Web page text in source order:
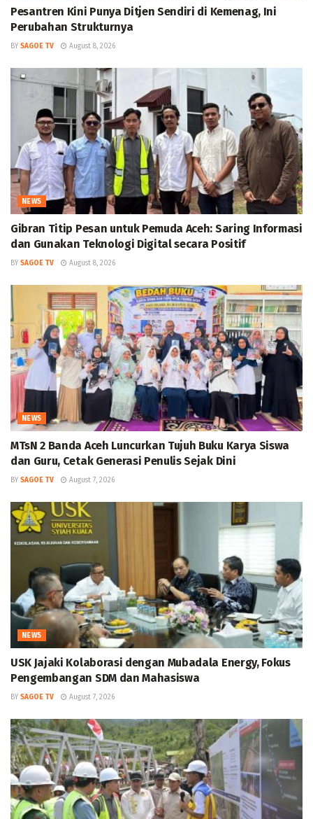
Pesantren Kini Punya Ditjen Sendiri di Kemenag, Ini
Perubahan Strukturnya
BY SAGOE TV August 8, 2026
NEWS
Gibran Titip Pesan untuk Pemuda Aceh: Saring Informasi
dan Gunakan Teknologi Digital secara Positif
BY SAGOE TV August 8, 2026
NEWS
MTsN 2 Banda Aceh Luncurkan Tujuh Buku Karya Siswa
dan Guru, Cetak Generasi Penulis Sejak Dini
BY SAGOE TV August 7, 2026
NEWS
USK Jajaki Kolaborasi dengan Mubadala Energy, Fokus
Pengembangan SDM dan Mahasiswa
BY SAGOE TV August 7, 2026